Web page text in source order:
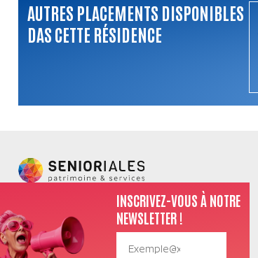
AUTRES PLACEMENTS DISPONIBLES
DAS CETTE RÉSIDENCE
INSCRIVEZ-VOUS À NOTRE
NEWSLETTER !